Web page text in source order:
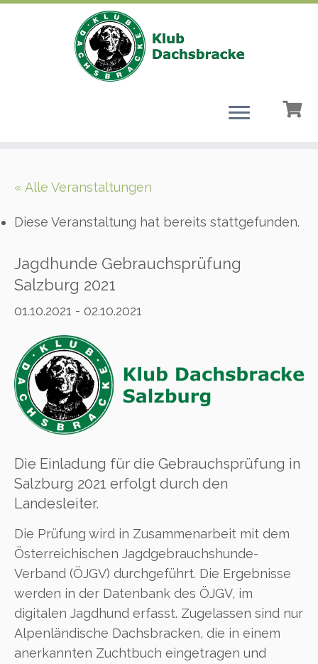
« Alle Veranstaltungen
Diese Veranstaltung hat bereits stattgefunden.
Jagdhunde Gebrauchsprüfung
Salzburg 2021
01.10.2021 - 02.10.2021
Die Einladung für die Gebrauchsprüfung in
Salzburg 2021 erfolgt durch den
Landesleiter.
Die Prüfung wird in Zusammenarbeit mit dem
Österreichischen Jagdgebrauchshunde-
Verband (ÖJGV) durchgeführt. Die Ergebnisse
werden in der Datenbank des ÖJGV, im
digitalen Jagdhund erfasst. Zugelassen sind nur
Alpenländische Dachsbracken, die in einem
anerkannten Zuchtbuch eingetragen und